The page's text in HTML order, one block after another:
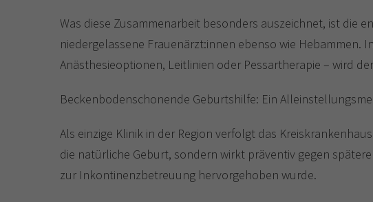
Was diese Zusammenarbeit besonders auszeichnet, ist die
niedergelassene Frauenärzt:innen ebenso wie
Anästhesieoptionen, Leitlinien oder Pessartherapie – wird
Beckenbodenschonende Geburtshilfe: Ein
Als einzige Klinik in der Region verfolgt das
die natürliche Geburt, sondern wirkt präventiv gegen
zur Inkontinenzbetreuung hervorgehoben wurde.